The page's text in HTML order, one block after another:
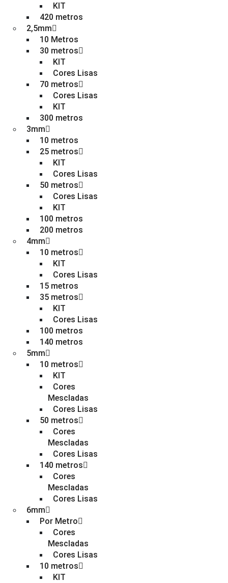
KIT
420 metros
2,5mm
10 Metros
30 metros
KIT
Cores Lisas
70 metros
Cores Lisas
KIT
300 metros
3mm
10 metros
25 metros
KIT
Cores Lisas
50 metros
Cores Lisas
KIT
100 metros
200 metros
4mm
10 metros
KIT
Cores Lisas
15 metros
35 metros
KIT
Cores Lisas
100 metros
140 metros
5mm
10 metros
KIT
Cores
Mescladas
Cores Lisas
50 metros
Cores
Mescladas
Cores Lisas
140 metros
Cores
Mescladas
Cores Lisas
6mm
Por Metro
Cores
Mescladas
Cores Lisas
10 metros
KIT